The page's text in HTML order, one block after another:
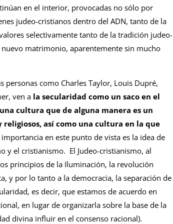
en el interior, provocadas no sólo por
judeo-cristianos dentro del ADN, tanto de la
selectivamente tanto de la tradición judeo-
matrimonio, aparentemente sin mucho
personas como Charles Taylor, Louis Dupré,
ven a la secularidad como un saco en el
cultura que de alguna manera es un
así como una cultura en la que
en este punto de vista es la idea de
y el cristianismo. El Judeo-cristianismo, al
principios de la Iluminación, la revolución
y por lo tanto a la democracia, la separación de
es decir, que estamos de acuerdo en
en lugar de organizarla sobre la base de la
divina influir en el consenso racional).